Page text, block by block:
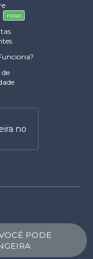
novo
no
PODE